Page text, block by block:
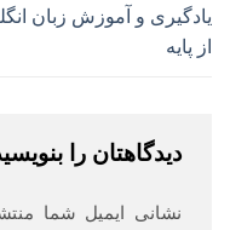
یادگیری و آموزش زبان
از پایه
دیدگاهتان را
نشانی ایمیل شما